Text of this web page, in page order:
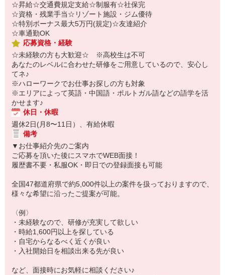
☆昇給☆交通費規定支給☆制服有☆社保完
☆資格・残業手当☆リゾート施設・ジム優待
☆特別ボーナス最大5万円(規定)☆友達紹介
☆車通勤OK
応募資格・経験
☆未経験の方も大歓迎☆ ※高校生は不可
あなたのレベルに合わせた研修をご用意しているので、安心し
てネ♪
※ハローワークでお仕事お探しの方も対象
※エリアによって英語・中国語・ポルトガル語などの語学を活
かせます♪
休日・休暇
週休2日(月8〜11日）、有給休暇
備考
▼お仕事紹介先のご案内
ご応募を頂いた後にスマホでWEB面接！
履歴書不要・私服OK・即日での登録面接も可能
全国47都道府県で約5,000件以上の案件を扱っておりますので、
様々な希望に沿ったご提案が可能。
〈例〉
・未経験なので、研修が充実して欲しい
・時給1,600円以上を探している
・自宅からなるべく近くが良い
・入社開始日を相談出来る先が良い
など、面接時にお気軽に相談ください♪